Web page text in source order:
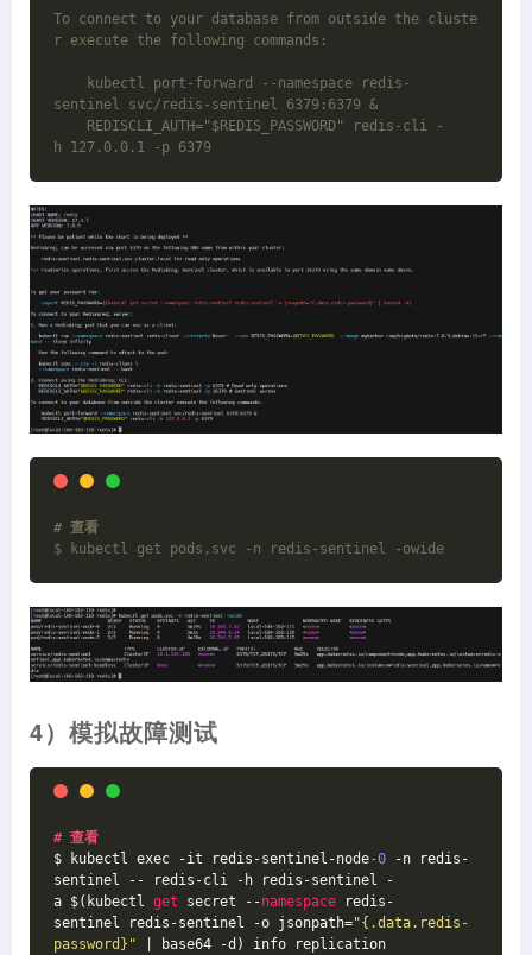
To connect to your database from outside the cluste
r execute the following commands:
kubectl port-forward --namespace redis-
sentinel svc/redis-sentinel 6379:6379 &
REDISCLI_AUTH="$REDIS_PASSWORD" redis-cli -
h 127.0.0.1 -p 6379
# 查看
$ kubectl get pods,svc -n redis-sentinel -owide
4）模拟故障测试
# 查看
$ kubectl exec -it redis-sentinel-node-0 -n redis-
sentinel -- redis-cli -h redis-sentinel -
a $(kubectl get secret --namespace redis-
sentinel redis-sentinel -o jsonpath="{.data.redis-
password}" | base64 -d) info replication